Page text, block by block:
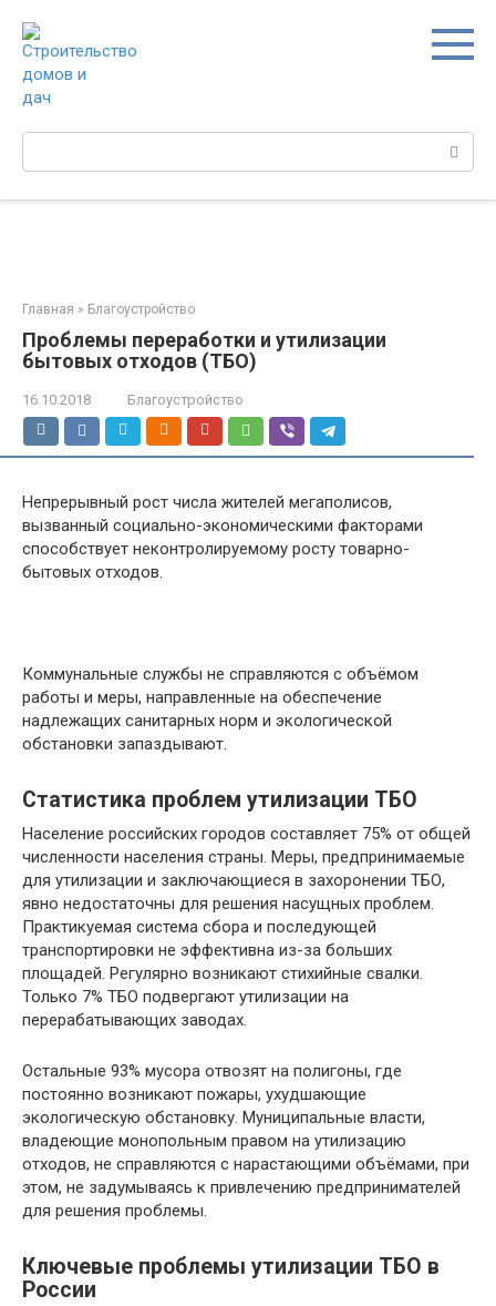
контенту
Главная » Благоустройство
Проблемы переработки и утилизации
бытовых отходов (ТБО)
16.10.2018 Благоустройство
Непрерывный рост числа жителей мегаполисов,
вызванный социально-экономическими факторами
способствует неконтролируемому росту товарно-
бытовых отходов.
Коммунальные службы не справляются с объёмом
работы и меры, направленные на обеспечение
надлежащих санитарных норм и экологической
обстановки запаздывают.
Статистика проблем утилизации ТБО
Население российских городов составляет 75% от общей
численности населения страны. Меры, предпринимаемые
для утилизации и заключающиеся в захоронении ТБО,
явно недостаточны для решения насущных проблем.
Практикуемая система сбора и последующей
транспортировки не эффективна из-за больших
площадей. Регулярно возникают стихийные свалки.
Только 7% ТБО подвергают утилизации на
перерабатывающих заводах.
Остальные 93% мусора отвозят на полигоны, где
постоянно возникают пожары, ухудшающие
экологическую обстановку. Муниципальные власти,
владеющие монопольным правом на утилизацию
отходов, не справляются с нарастающими объёмами, при
этом, не задумываясь к привлечению предпринимателей
для решения проблемы.
Ключевые проблемы утилизации ТБО в
России